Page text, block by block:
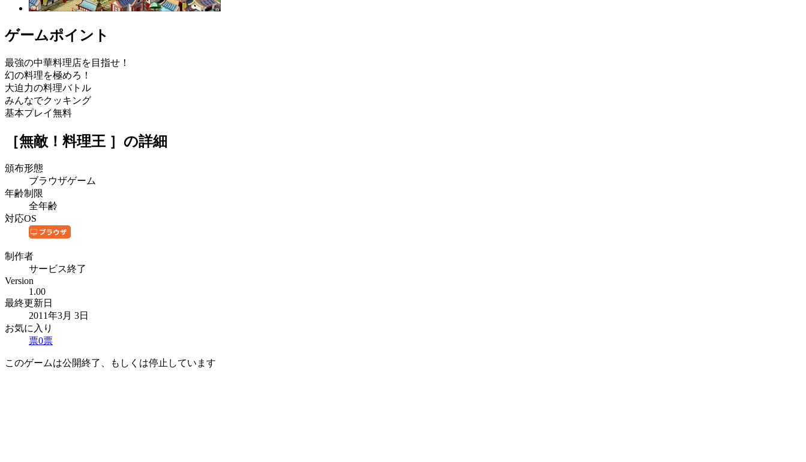
ゲームポイント
最強の中華料理店を目指せ！
幻の料理を極めろ！
大迫力の料理バトル
みんなでクッキング
基本プレイ無料
［無敵！料理王 ］ の詳細
頒布形態
ブラウザゲーム
年齢制限
全年齢
対応OS
制作者
サービス終了
Version
1.00
最終更新日
2011年3月 3日
お気に入り
票0票
このゲームは公開終了、もしくは停止しています